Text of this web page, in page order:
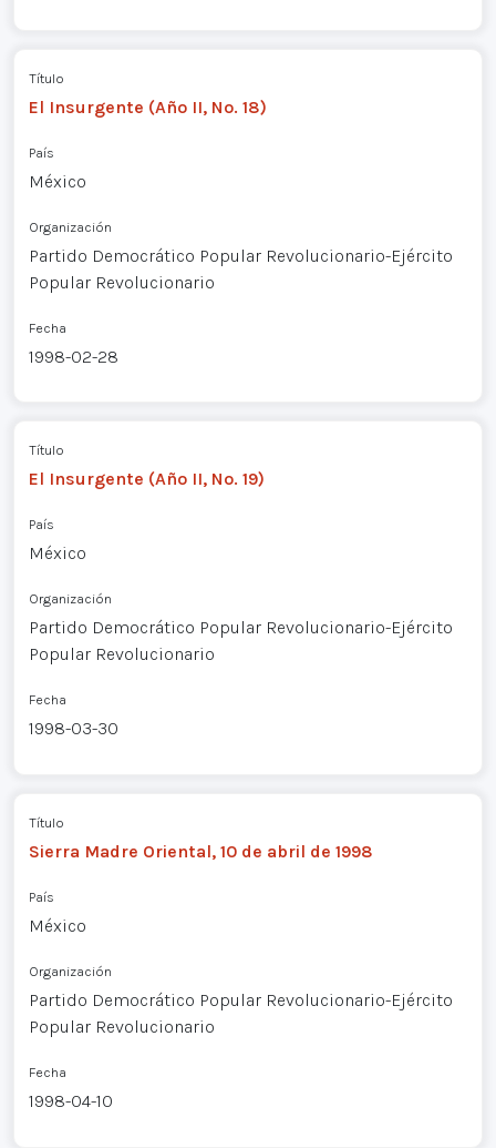
Título
El Insurgente (Año II, No. 18)
País
México
Organización
Partido Democrático Popular Revolucionario-Ejército
Popular Revolucionario
Fecha
1998-02-28
Título
El Insurgente (Año II, No. 19)
País
México
Organización
Partido Democrático Popular Revolucionario-Ejército
Popular Revolucionario
Fecha
1998-03-30
Título
Sierra Madre Oriental, 10 de abril de 1998
País
México
Organización
Partido Democrático Popular Revolucionario-Ejército
Popular Revolucionario
Fecha
1998-04-10